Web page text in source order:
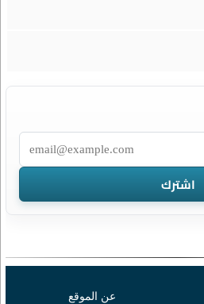
عن الموقع